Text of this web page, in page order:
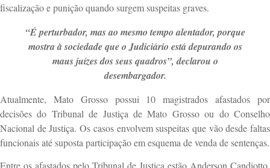
fiscalização e punição quando surgem suspeitas graves.
“É perturbador, mas ao mesmo tempo alentador, porque
mostra à sociedade que o Judiciário está depurando os
maus juízes dos seus quadros”, declarou o
desembargador.
Atualmente, Mato Grosso possui 10 magistrados afastados por
decisões do Tribunal de Justiça de Mato Grossoou doConselho
Nacional de Justiça. Os casos envolvem suspeitas que vão desde faltas
funcionais até suposta participação em esquema de venda de sentenças.
Entre os afastados pelo Tribunal de Justiça estão Anderson Candiotto,